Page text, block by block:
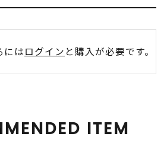
にはログイン と購入が必要です。
ITEM